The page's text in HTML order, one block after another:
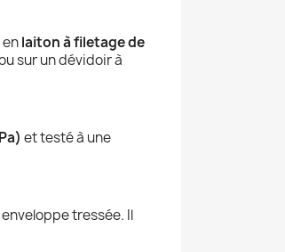
laiton à filetage de
sur un dévidoir à
et testé à une
tressée. Il